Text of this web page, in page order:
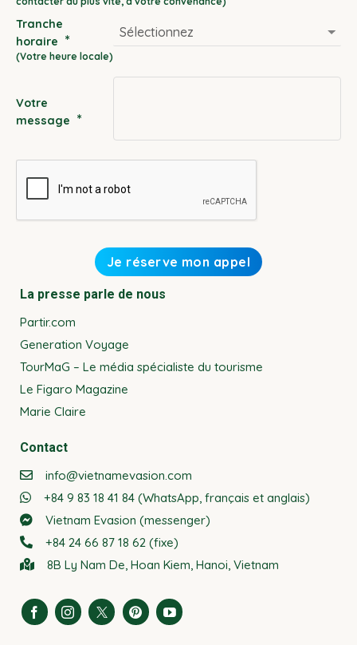
slash
MM
slash
Tranche
horaire *
Votre
message *
La presse parle de nous
Partir.com
Generation Voyage
TourMaG – Le média spécialiste du tourisme
Le Figaro Magazine
Marie Claire
Contact
info@vietnamevasion.com
+84 9 83 18 41 84 (WhatsApp, français et anglais)
Vietnam Evasion (messenger)
+84 24 66 87 18 62 (fixe)
8B Ly Nam De, Hoan Kiem, Hanoi, Vietnam